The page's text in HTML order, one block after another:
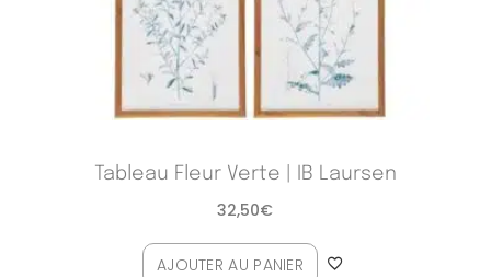
Tableau Fleur Verte | IB Laursen
32,50€
AJOUTER AU PANIER